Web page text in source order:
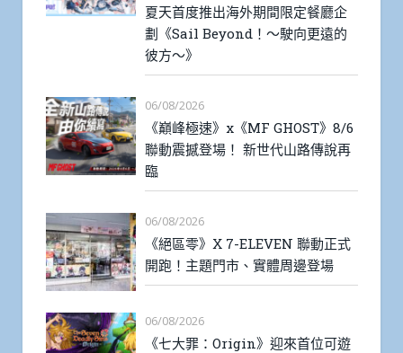
夏天首度推出海外期間限定餐廳企
劃《Sail Beyond！～駛向更遠的
彼方～》
06/08/2026
《巔峰極速》x《MF GHOST》8/6
聯動震撼登場！ 新世代山路傳說再
臨
06/08/2026
《絕區零》X 7-ELEVEN 聯動正式
開跑！主題門市、實體周邊登場
06/08/2026
《七大罪：Origin》迎來首位可遊